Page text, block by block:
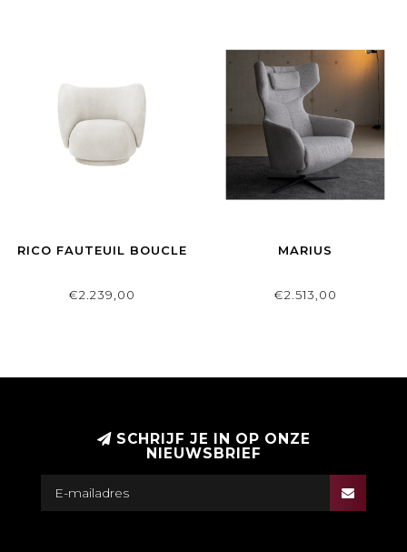
RICO FAUTEUIL BOUCLE
€2.239,00
MARIUS
€2.513,00
SCHRIJF JE IN OP ONZE
NIEUWSBRIEF